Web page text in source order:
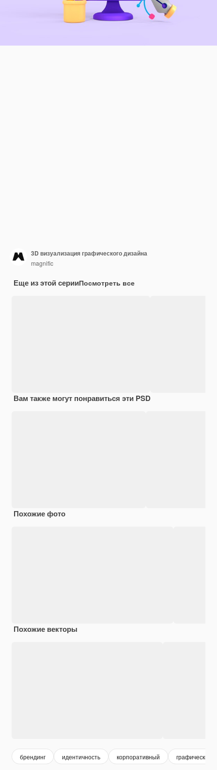
3D визуализация графического дизайна
magnific
Еще из этой серииПосмотреть все
Вам также могут понравиться эти PSD
Похожие фото
Похожие векторы
брендинг идентичность корпоративный графический